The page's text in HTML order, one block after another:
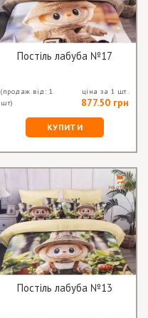
Постіль лабуба №17
(продаж від: 1
шт)
ціна за 1 шт.
877.50 грн
КУПИТИ
Постіль лабуба №13